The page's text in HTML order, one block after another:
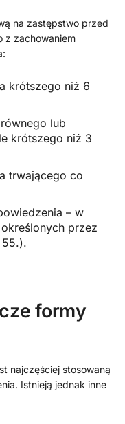
na zastępstwo przed
z zachowaniem
krótszego niż 6
lub
krótszego niż 3
trwającego co
– w
przez
formy
najczęściej stosowaną
Istnieją jednak inne